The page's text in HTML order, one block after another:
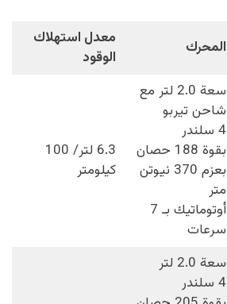
المحرك
معدل استهلاك
الوقود
سعة 2.0 لتر مع
شاحن تيربو
4 سلندر
بقوة 188 حصان
بعزم 370 نيوتن
متر
أوتوماتيك بـ 7
سرعات
6.3 لتر/ 100
كيلومتر
سعة 2.0 لتر
4 سلندر